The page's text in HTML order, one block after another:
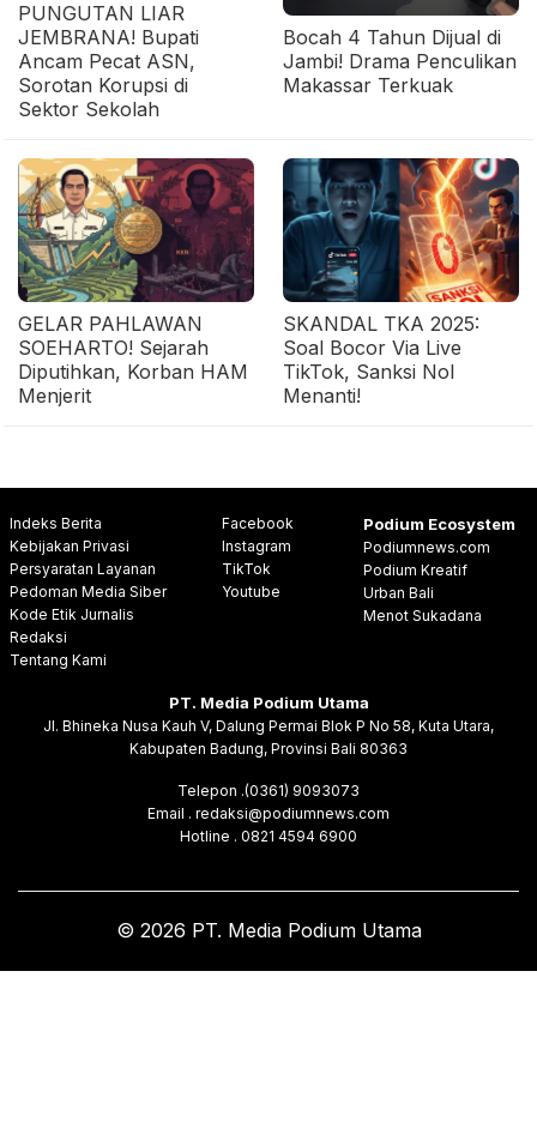
PUNGUTAN LIAR
JEMBRANA! Bupati
Ancam Pecat ASN,
Sorotan Korupsi di
Sektor Sekolah
Bocah 4 Tahun Dijual di
Jambi! Drama Penculikan
Makassar Terkuak
GELAR PAHLAWAN
SOEHARTO! Sejarah
Diputihkan, Korban HAM
Menjerit
SKANDAL TKA 2025:
Soal Bocor Via Live
TikTok, Sanksi Nol
Menanti!
Indeks Berita
Kebijakan Privasi
Persyaratan Layanan
Pedoman Media Siber
Kode Etik Jurnalis
Redaksi
Tentang Kami
Facebook
Instagram
TikTok
Youtube
Podium Ecosystem
Podiumnews.com
Podium Kreatif
Urban Bali
Menot Sukadana
PT. Media Podium Utama
Jl. Bhineka Nusa Kauh V, Dalung Permai Blok P No 58, Kuta Utara,
Kabupaten Badung, Provinsi Bali 80363
Telepon .(0361) 9093073
Email . redaksi@podiumnews.com
Hotline . 0821 4594 6900
© 2026 PT. Media Podium Utama